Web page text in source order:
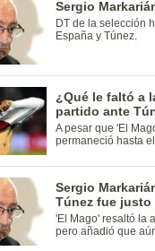
Sergio
DT de la selección
España y Túnez.
¿Qué le faltó a
partido ante
A pesar que 'El
permaneció hasta
Sergio
Túnez fue justo
'El Mago' resaltó la
pero añadió que